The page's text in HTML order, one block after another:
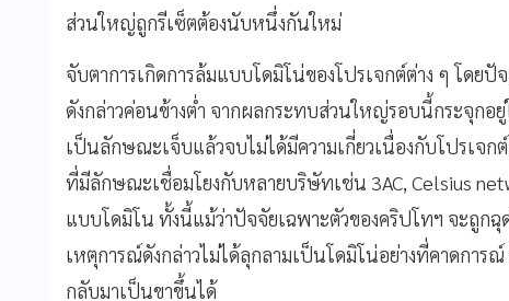
ส่วนใหญ่ถูกรีเซ็ตต้องนับหนึ่งกันใหม่
จับตาการเกิดการล้มแบบโดมิโน่ของโปรเจกต์ต่าง ๆ โดย
ดังกล่าวค่อนข้างต่ำ จากผลกระทบส่วนใหญ่รอบนี้กระจุกอ
เป็นลักษณะเจ็บแล้วจบไม่ได้มีความเกี่ยวเนื่องกับโปรเจก
ที่มีลักษณะเชื่อมโยงกับหลายบริษัทเช่น 3AC, Celsius
แบบโดมิโน ทั้งนี้แม้ว่าปัจจัยเฉพาะตัวของคริปโทฯ จะถูกฉุ
เหตุการณ์ดังกล่าวไม่ได้ลุกลามเป็นโดมิโน่อย่างที่คาดการ
กลับมาเป็นขาขึ้นได้